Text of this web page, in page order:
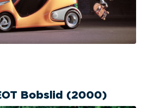
Bobslid (2000)